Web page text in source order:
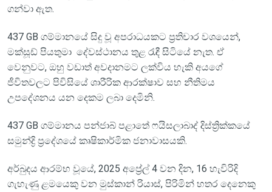
ගන්වා ඇත.
437 GB ගම්මානයේ සිදු වූ අපරාධයකට ප්‍රතිචාර වශයෙන්,
මක්සූඩ් පියතුමා දේවස්ථානය තුළ රැඳී සිටියේ නැත. ඒ
වෙනුවට, ඔහු වඩාත් අවදානමට ලක්විය හැකි අයගේ
ජීවිතවලට පිවිසියේ ශාරීරික ආරක්ෂාව සහ නීතිමය
උපදේශනය යන දෙකම ලබා දෙමිනි.
437 GB ගම්මානය පන්ජාබ් පළාතේ ෆයිසලාබාද් දිස්ත්‍රික්කයේ
සමුන්ද්‍රි ප්‍රදේශයේ කෘෂිකාර්මික ජනාවාසයකි.
අර්බුදය ආරම්භ වූයේ, 2025 අප්‍රේල් 4 වන දින, 16 හැවිරිදි
ගැහැණු ළමයෙකු වන මුස්කාන් රියාස්, පිරිමින් හතර දෙනෙකු